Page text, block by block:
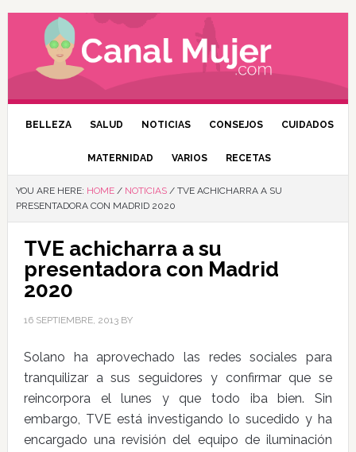
BELLEZA SALUD NOTICIAS CONSEJOS CUIDADOS
MATERNIDAD VARIOS RECETAS
YOU ARE HERE: HOME / NOTICIAS /TVE ACHICHARRA A SU
PRESENTADORA CON MADRID 2020
TVE achicharra a su
presentadora con Madrid
2020
16 SEPTIEMBRE, 2013BY
Solano ha aprovechado las redes sociales para
tranquilizar a sus seguidores y confirmar que se
reincorpora el lunes y que todo iba bien. Sin
embargo, TVE está investigando lo sucedido y ha
encargado una revisión del equipo de iluminación